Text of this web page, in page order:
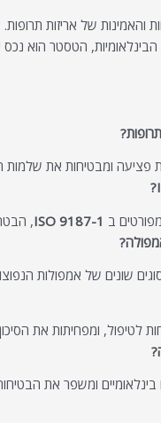
של אריזות תרופות.
הטסטר הוא
פציעה ומבטיחות את שלמות
ב ISO 9187-1
,
שונים של אמפולות
ומפחיתות את הסיכון
ומשפר את